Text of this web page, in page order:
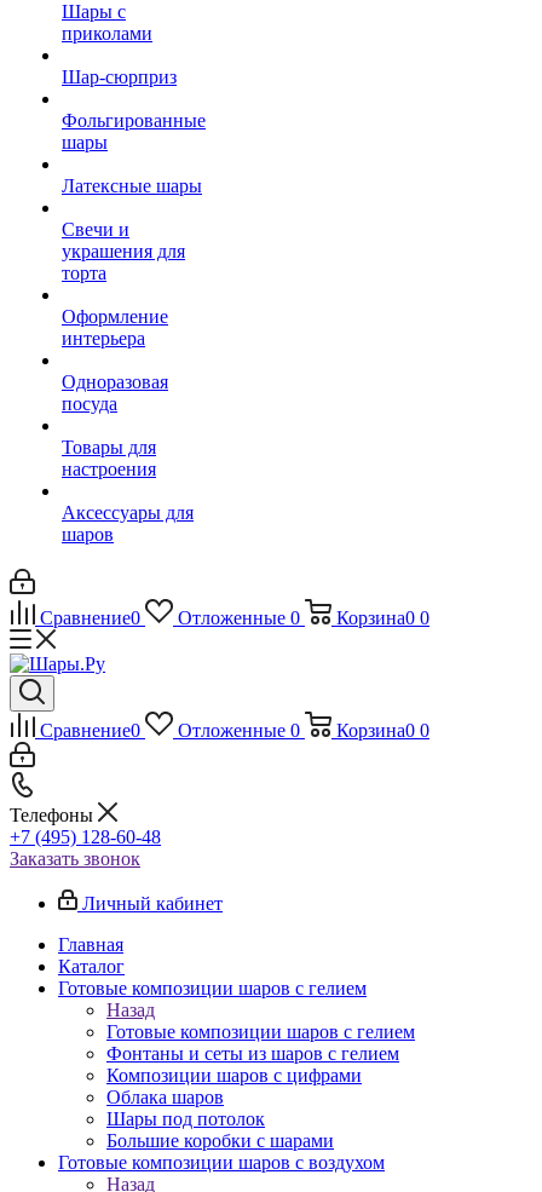
Шары с
приколами
Шар-сюрприз
Фольгированные
шары
Латексные шары
Свечи и
украшения для
торта
Оформление
интерьера
Одноразовая
посуда
Товары для
настроения
Аксессуары для
шаров
Сравнение0 Отложенные 0 Корзина0 0
Сравнение0 Отложенные 0 Корзина0 0
Телефоны
+7 (495) 128-60-48
Заказать звонок
Личный кабинет
Главная
Каталог
Готовые композиции шаров с гелием
Назад
Готовые композиции шаров с гелием
Фонтаны и сеты из шаров с гелием
Композиции шаров с цифрами
Облака шаров
Шары под потолок
Большие коробки с шарами
Готовые композиции шаров с воздухом
Назад